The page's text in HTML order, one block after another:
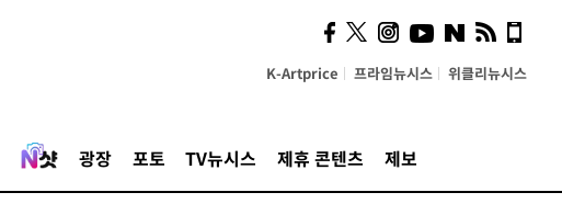
K-Artprice 프라임뉴시스 위클리뉴시스
광장 포토 TV뉴시스 제휴 콘텐츠 제보
계…'고급 가요'의 주체적
영토